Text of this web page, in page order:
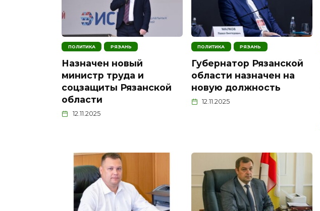
ПОЛИТИКА РЯЗАНЬ
Назначен новый
министр труда и
соцзащиты Рязанской
области
12.11.2025
ПОЛИТИКА РЯЗАНЬ
Губернатор Рязанской
области назначен на
новую должность
12.11.2025